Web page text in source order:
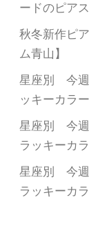
ードのピアス
秋冬新作ピ
ム青山】
星座別 今週
ッキーカラー
星座別 今週
ラッキーカ
星座別 今週
ラッキーカ